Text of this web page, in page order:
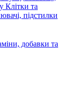
Клітки та
підстилки
добавки та